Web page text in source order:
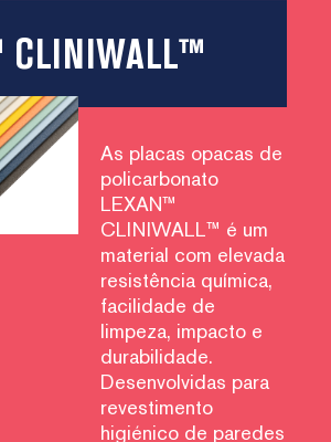
CLINIWALL™
As placas opacas de
policarbonato
LEXAN™
CLINIWALL™ é um
material com elevada
resistência química,
facilidade de
limpeza, impacto e
durabilidade.
Desenvolvidas para
revestimento
higiénico de paredes